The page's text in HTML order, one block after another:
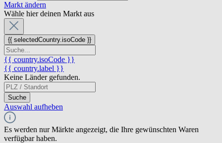
Markt ändern
Wähle hier deinen Markt aus
{{ selectedCountry.isoCode }}
{{ country.isoCode }}
{{ country.label }}
Keine Länder gefunden.
Suche
Auswahl aufheben
Es werden nur Märkte angezeigt, die Ihre gewünschten Waren
verfügbar haben.